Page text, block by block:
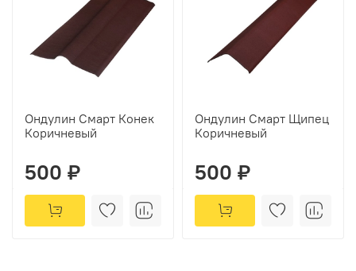
Ондулин Смарт Конек
Коричневый
500 ₽
Ондулин Смарт Щипец
Коричневый
500 ₽